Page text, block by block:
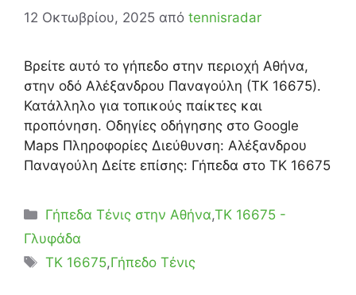
12 Οκτωβρίου, 2025 από tennisradar
Βρείτε αυτό το γήπεδο στην περιοχή Αθήνα,
στην οδό Αλέξανδρου Παναγούλη (ΤΚ 16675).
Κατάλληλο για τοπικούς παίκτες και
προπόνηση. Οδηγίες οδήγησης στο Google
Maps Πληροφορίες Διεύθυνση: Αλέξανδρου
Παναγούλη Δείτε επίσης: Γήπεδα στο ΤΚ 16675
Κατηγορίες
Γήπεδα Τένις στην Αθήνα,ΤΚ 16675 -
Γλυφάδα
Ετικέτες
TK 16675,Γήπεδο Τένις